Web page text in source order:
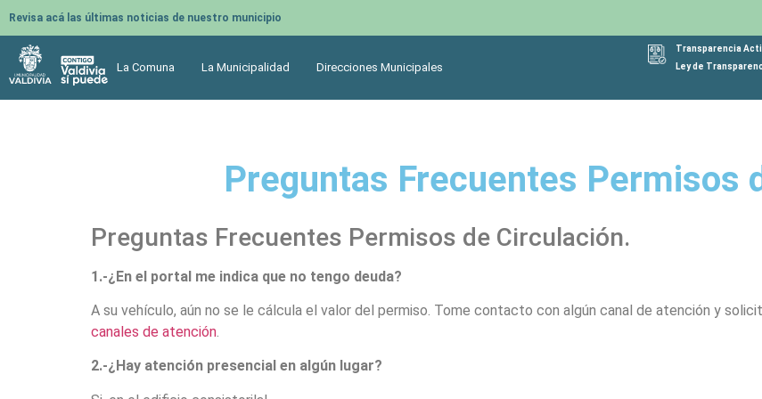
Revisa acá las últimas noticias de nuestro municipio
La Comuna La Municipalidad Direcciones Municipales
Transparencia
Ley de
Preguntas Frecuentes Permisos
Preguntas Frecuentes Permisos de Circulación.
1.-¿En el portal me indica que no tengo deuda?
A su vehículo, aún no se le cálcula el valor del permiso. Tome contacto con algún canal de atención y
canales de atención.
2.-¿Hay atención presencial en algún lugar?